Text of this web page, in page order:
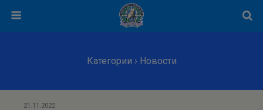
Категории › Новости
21.11.2022